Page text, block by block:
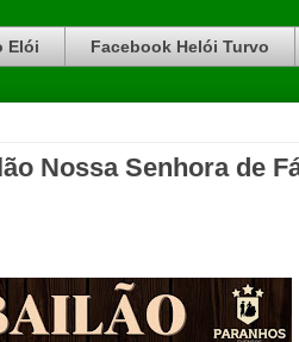
Elói Facebook Helói Turvo
Nossa Senhora de